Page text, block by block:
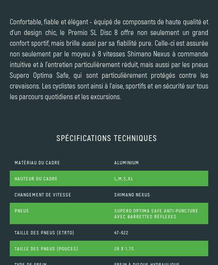
Confortable, fiable et élégant - équipé de composants de haute qualité et
d'un design chic, le Premio SL Disc 8 offre non seulement un grand
confort sportif, mais brille aussi par sa fiabilité pure. Celle-ci est assurée
non seulement par le moyeu à 8 vitesses Shimano Nexus à commande
intuitive et à l'entretien particulièrement réduit, mais aussi par les pneus
Supero Optima Safe, qui sont particulièrement protégés contre les
crevaisons. Les cyclistes sont ainsi à l'aise, sportifs et en sécurité sur tous
les parcours quotidiens et les excursions.
SPÉCIFICATIONS TECHNIQUES
MATÉRIAU DU CADRE ALUMINIUM
HAUTEUR DU CADRE L,M,S,XL
CHANGEMENT DE VITESSE SHIMANO NEXUS
PNEUS
SUPERO OPTIMA SAFE ANTI-PUNCTURE
AVEC BARRETTES RÉFLEXES
TAILLE DES PNEUS (ETRTO) 47-622
TAILLE DES PNEUS (POUCES) 28 X 1.75